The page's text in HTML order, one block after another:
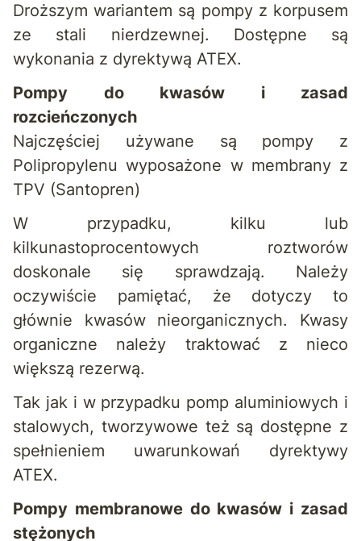
Droższym wariantem są pompy z korpusem
ze stali nierdzewnej. Dostępne są
wykonania z dyrektywą ATEX.
Pompy do kwasów i zasad
rozcieńczonych
Najczęściej używane są pompy z
Polipropylenu wyposażone w membrany z
TPV (Santopren)
W przypadku, kilku lub
kilkunastoprocentowych roztworów
doskonale się sprawdzają. Należy
oczywiście pamiętać, że dotyczy to
głównie kwasów nieorganicznych. Kwasy
organiczne należy traktować z nieco
większą rezerwą.
Tak jak i w przypadku pomp aluminiowych i
stalowych, tworzywowe też są dostępne z
spełnieniem uwarunkowań dyrektywy
ATEX.
Pompy membranowe do kwasów i zasad
stężonych